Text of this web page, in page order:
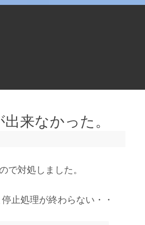
来なかった。
対処しました。
止処理が終わらない・・